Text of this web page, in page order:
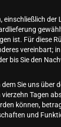
ist. Für diese
vereinbart;
bis Sie den
Sie uns
Tagen
können,
und